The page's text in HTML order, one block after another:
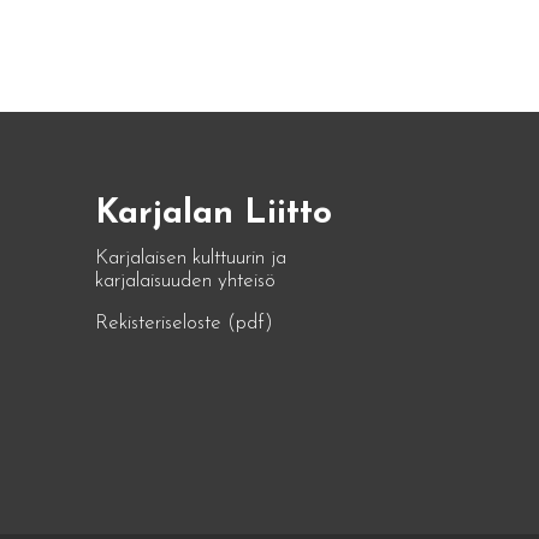
Karjalan Liitto
Karjalaisen kulttuurin ja
karjalaisuuden yhteisö
Rekisteriseloste (pdf)